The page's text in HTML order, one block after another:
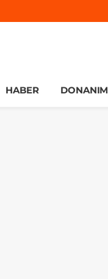
HABER DONANIM